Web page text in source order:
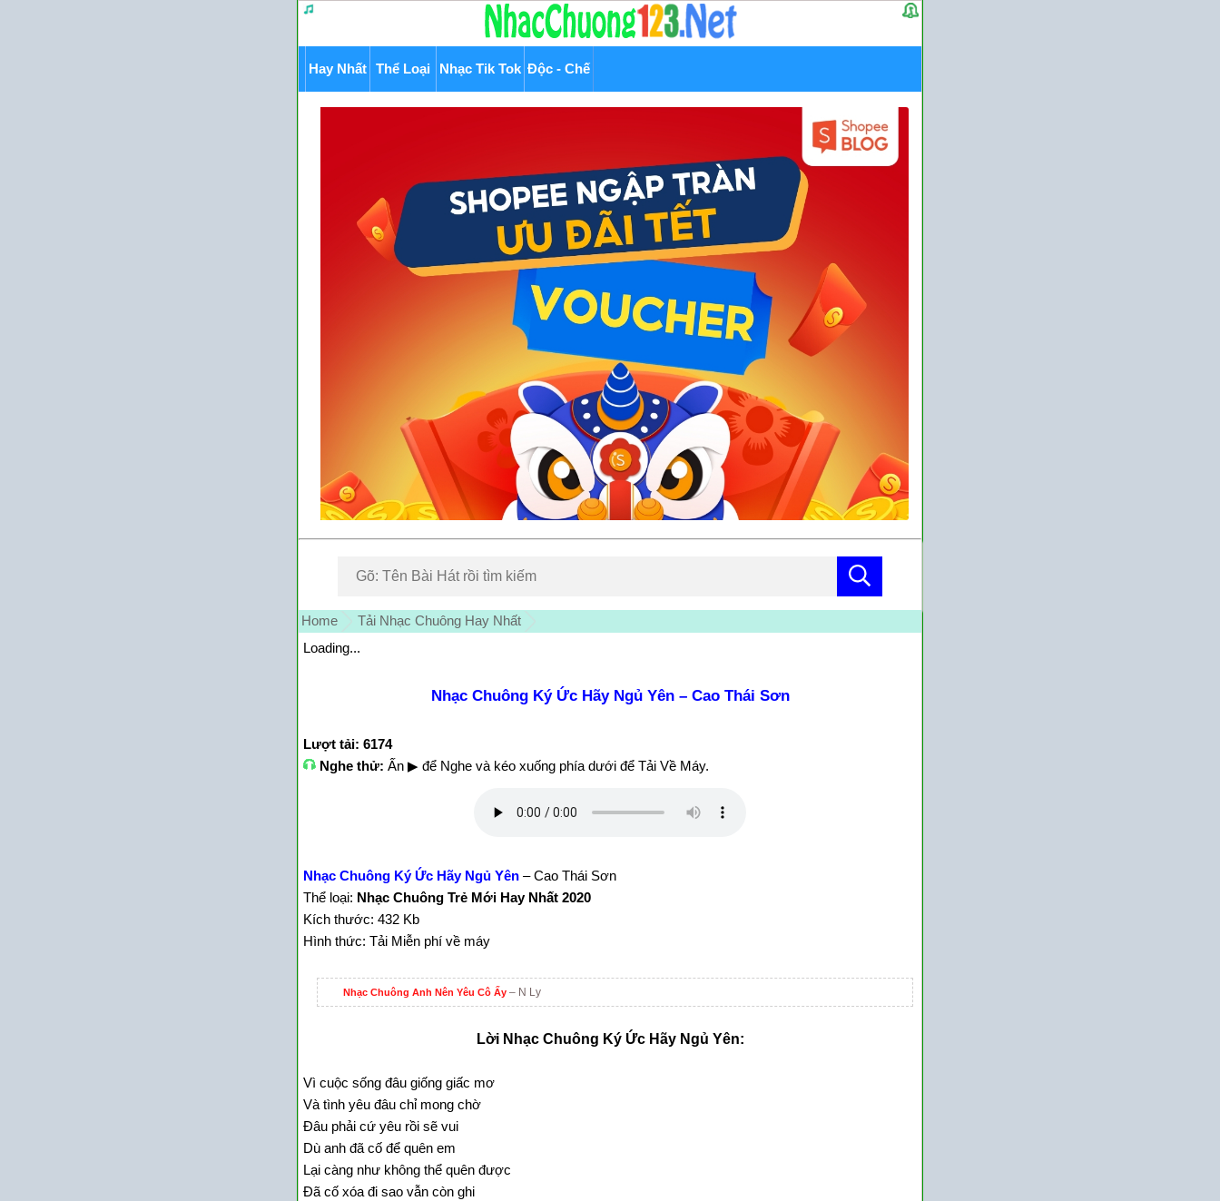
Hay Nhất Thể Loại Nhạc Tik Tok Độc - Chế
Home
Tải Nhạc Chuông Hay Nhất
Loading...
Nhạc Chuông Ký Ức Hãy Ngủ Yên – Cao Thái Sơn
Lượt tải: 6174
Nghe thử: Ấn ▶ để Nghe và kéo xuống phía dưới để Tải Về Máy.
Nhạc Chuông Ký Ức Hãy Ngủ Yên – Cao Thái Sơn
Thể loại: Nhạc Chuông Trẻ Mới Hay Nhất 2020
Kích thước: 432 Kb
Hình thức: Tải Miễn phí về máy
Nhạc Chuông Anh Nên Yêu Cô Ấy – N Ly
Lời Nhạc Chuông Ký Ức Hãy Ngủ Yên:
Vì cuộc sống đâu giống giấc mơ
Và tình yêu đâu chỉ mong chờ
Đâu phải cứ yêu rồi sẽ vui
Dù anh đã cố để quên em
Lại càng như không thể quên được
Đã cố xóa đi sao vẫn còn ghi